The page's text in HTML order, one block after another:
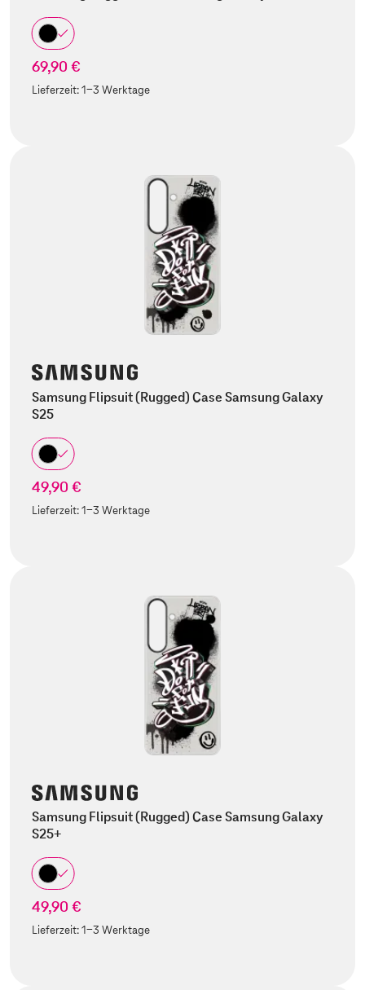
69,90 €
Lieferzeit:1-3 Werktage
Samsung Flipsuit (Rugged) Case Samsung Galaxy
S25
49,90 €
Lieferzeit:1-3 Werktage
Samsung Flipsuit (Rugged) Case Samsung Galaxy
S25+
49,90 €
Lieferzeit:1-3 Werktage